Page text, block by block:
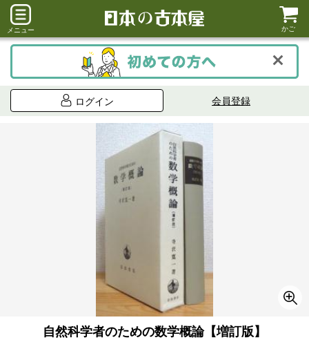
メニュー かご
ログイン 会員登録
自然科学者のための数学概論【増訂版】